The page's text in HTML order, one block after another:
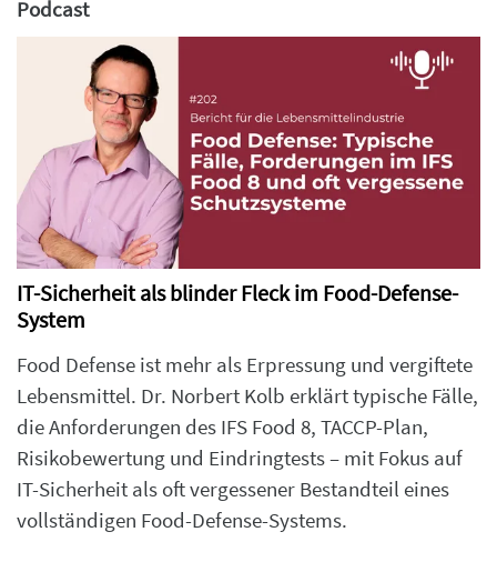
Podcast
IT-Sicherheit als blinder Fleck im Food-Defense-
System
Food Defense ist mehr als Erpressung und vergiftete
Lebensmittel. Dr. Norbert Kolb erklärt typische Fälle,
die Anforderungen des IFS Food 8, TACCP-Plan,
Risikobewertung und Eindringtests – mit Fokus auf
IT-Sicherheit als oft vergessener Bestandteil eines
vollständigen Food-Defense-Systems.